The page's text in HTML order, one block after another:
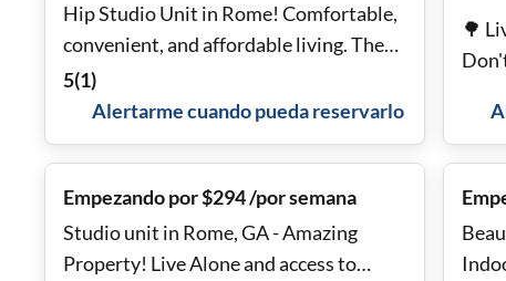
Hip Studio Unit in Rome! Comfortable,
convenient, and affordable living. These
go FAST, Don't Miss
5(1)
Alertarme cuando pueda reservarlo
🌳
Empezando por $294 /por semana
Studio unit in Rome, GA - Amazing
Property! Live Alone and access to